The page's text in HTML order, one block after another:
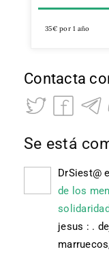
35€ por 1 año
Contacta
Se está
DrSiest@
de los
jesus : .